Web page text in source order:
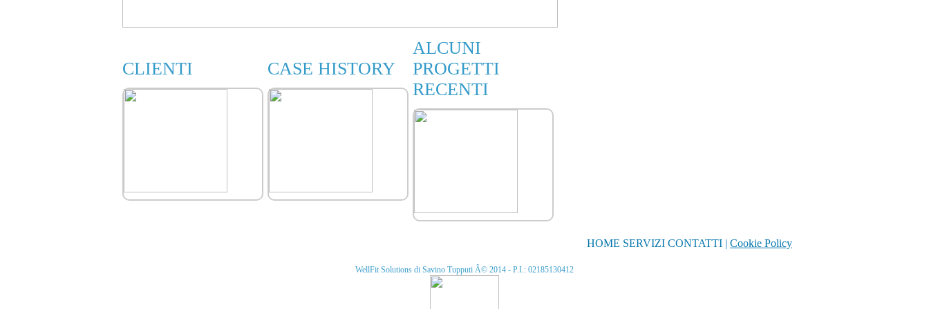
CLIENTI CASE HISTORY
ALCUNI
PROGETTI
RECENTI
HOME SERVIZI CONTATTI | Cookie Policy
WellFit Solutions di Savino Tupputi Â© 2014 - P.I.: 02185130412